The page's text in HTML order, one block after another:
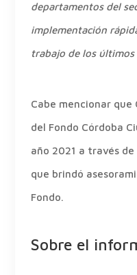
departamentos del
implementación
trabajo de los últimos
Cabe mencionar que
del Fondo Córdoba
año 2021 a través
que brindó
Fondo.
Sobre el